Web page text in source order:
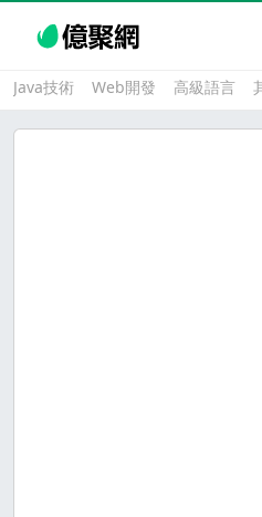
Java技術 Web開發 高級語言